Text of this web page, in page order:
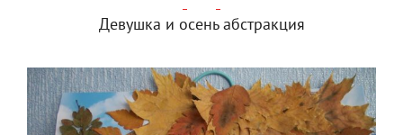
Девушка и осень абстракция